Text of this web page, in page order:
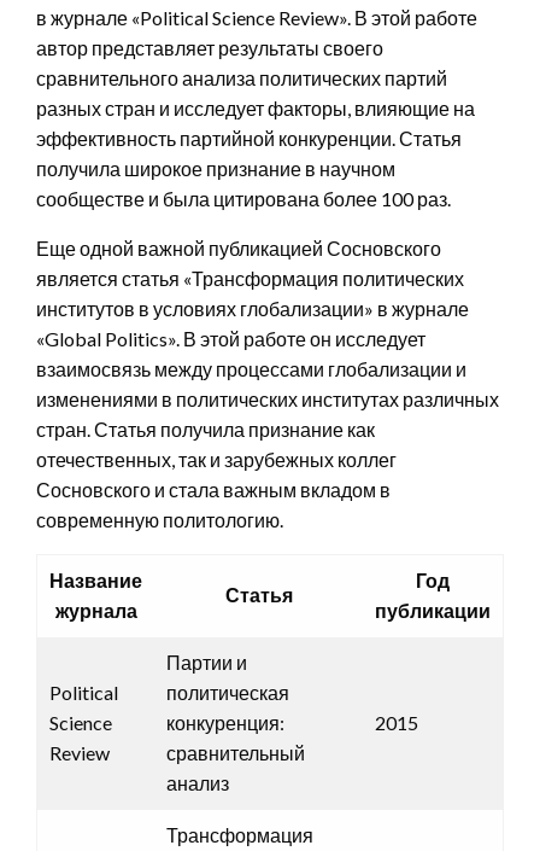
в журнале «Political Science Review». В этой работе
автор представляет результаты своего
сравнительного анализа политических партий
разных стран и исследует факторы, влияющие на
эффективность партийной конкуренции. Статья
получила широкое признание в научном
сообществе и была цитирована более 100 раз.
Еще одной важной публикацией Сосновского
является статья «Трансформация политических
институтов в условиях глобализации» в журнале
«Global Politics». В этой работе он исследует
взаимосвязь между процессами глобализации и
изменениями в политических институтах различных
стран. Статья получила признание как
отечественных, так и зарубежных коллег
Сосновского и стала важным вкладом в
современную политологию.
Название
журнала
Статья
Год
публикации
Political
Science
Review
Партии и
политическая
конкуренция:
сравнительный
анализ
2015
Трансформация